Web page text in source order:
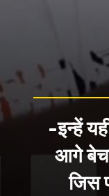
-इन्हें
आगे
जिस